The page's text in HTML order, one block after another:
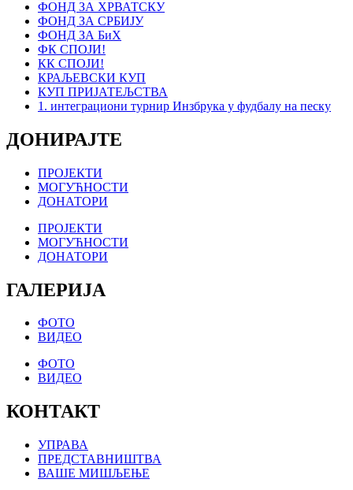
ФОНД ЗА ХРВАТСКУ
ФОНД ЗА СРБИЈУ
ФОНД ЗА БиХ
ФК СПОЈИ!
КК СПОЈИ!
КРАЉЕВСКИ КУП
КУП ПРИЈАТЕЉСТВА
1. интеграциони турнир Инзбрука у фудбалу на песку
ДОНИРАЈТЕ
ПРОЈЕКТИ
МОГУЋНОСТИ
ДОНАТОРИ
ПРОЈЕКТИ
МОГУЋНОСТИ
ДОНАТОРИ
ГАЛЕРИЈА
ФОТО
ВИДЕО
ФОТО
ВИДЕО
КОНТАКТ
УПРАВА
ПРЕДСТАВНИШТВА
ВАШЕ МИШЉЕЊЕ